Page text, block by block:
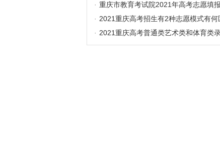
· 重庆市教育考试院2021年高考志愿填
· 2021重庆高考招生有2种志愿模式有何
· 2021重庆高考普通类艺术类和体育类